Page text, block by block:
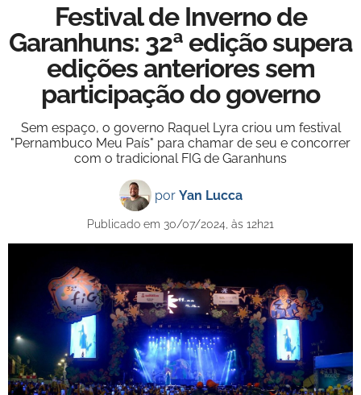
Festival de Inverno de
Garanhuns: 32ª edição supera
edições anteriores sem
participação do governo
Sem espaço, o governo Raquel Lyra criou um festival
"Pernambuco Meu País" para chamar de seu e concorrer
com o tradicional FIG de Garanhuns
por Yan Lucca
Publicado em 30/07/2024, às 12h21